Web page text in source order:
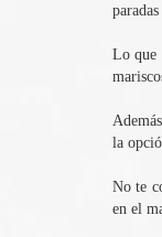
Lo que
la
No te
en el